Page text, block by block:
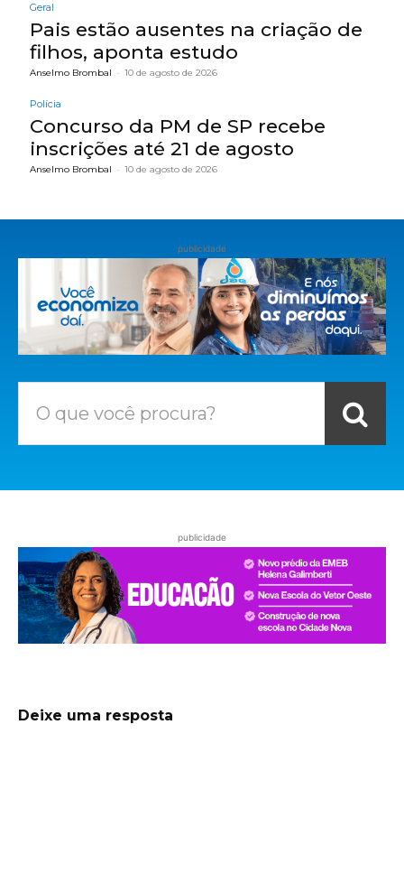
Geral
Pais estão ausentes na criação de
filhos, aponta estudo
Anselmo Brombal - 10 de agosto de 2026
Polícia
Concurso da PM de SP recebe
inscrições até 21 de agosto
Anselmo Brombal - 10 de agosto de 2026
publicidade
O que você procura?
publicidade
Deixe uma resposta